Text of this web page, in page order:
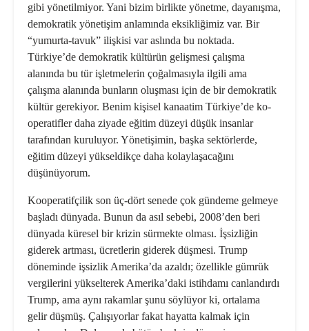
gibi yönetilmiyor. Yani bizim birlik­te yönetme, dayanışma,
demokratik yönetişim anlamında eksikliğimiz var. Bir
“yumurta-tavuk” ilişkisi var aslında bu noktada.
Türkiye’de demokratik kültürün gelişmesi çalışma
alanında bu tür işletmelerin çoğalmasıyla ilgili ama
çalışma alanında bunların oluşması için de bir demokratik
kültür gerekiyor. Benim kişisel kanaatim Türkiye’de ko­
operatifler daha ziyade eğitim düzeyi düşük insanlar
tarafından kuruluyor. Yönetişimin, başka sektörlerde,
eğitim düzeyi yükseldikçe daha kolaylaşacağı­nı
düşünüyorum.
Kooperatifçilik son üç-dört senede çok gündeme gelmeye
başladı dünyada. Bunun da asıl sebebi, 2008’den beri
dünyada küresel bir krizin sürmek­te olması. İşsizliğin
giderek artması, ücretlerin giderek düşmesi. Trump
döneminde işsizlik Amerika’da azaldı; özellikle gümrük
vergilerini yüksel­terek Amerika’daki istihdamı canlan­dırdı
Trump, ama aynı rakamlar şunu söylüyor ki, ortalama
gelir düşmüş. Çalışıyorlar fakat hayatta kalmak için